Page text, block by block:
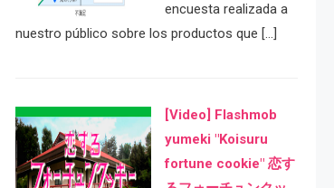
encuesta realizada a
nuestro público sobre los productos que […]
[Video] Flashmob
yumeki "Koisuru
fortune cookie" 恋す